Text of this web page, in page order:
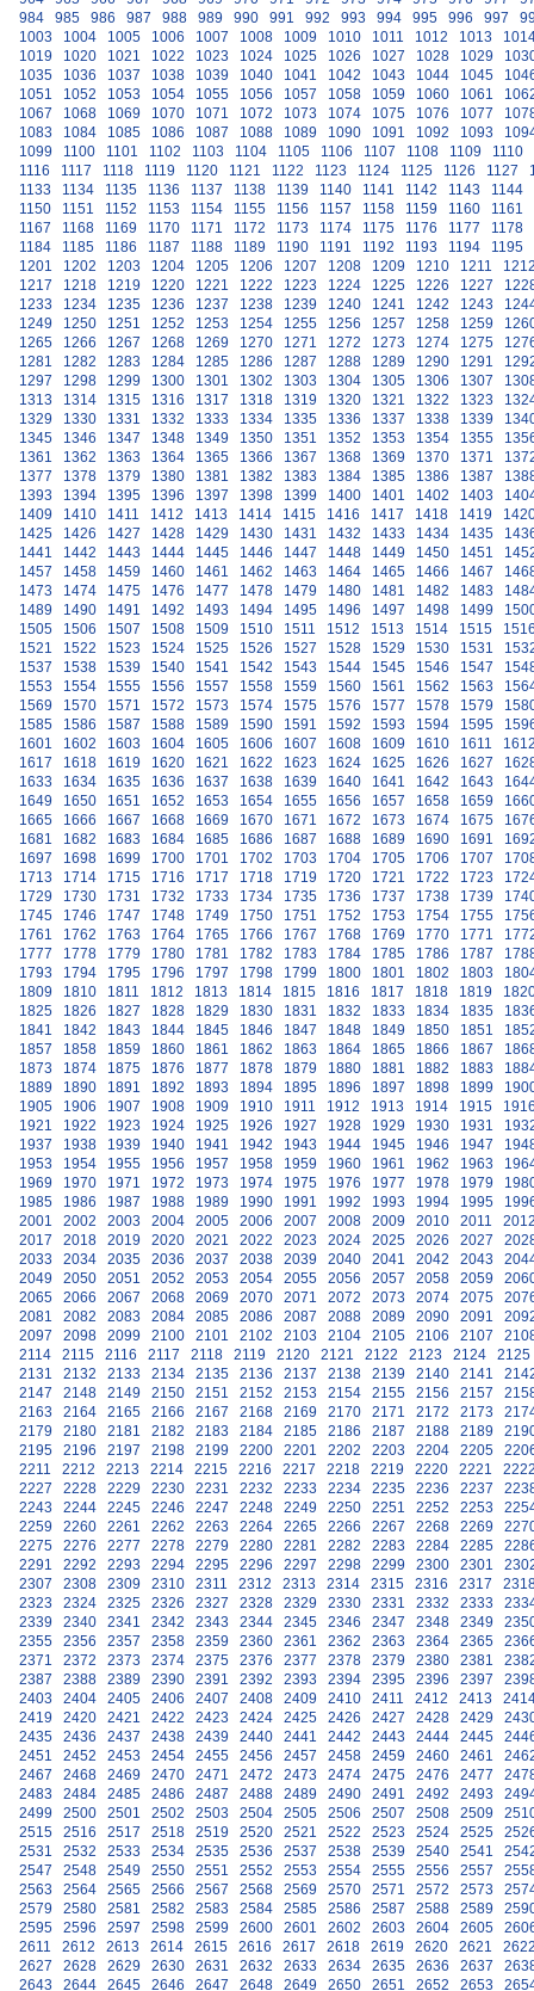
984
985 986 987 988 989 990 991 992 993 994 995 996 997
1003
1004 1005 1006 1007 1008 1009 1010 1011 1012 1013
1019
1020 1021 1022 1023 1024 1025 1026 1027 1028 1029
1035
1036 1037 1038 1039 1040 1041 1042 1043 1044 1045
1051
1052 1053 1054 1055 1056 1057 1058 1059 1060 1061
1067
1068 1069 1070 1071 1072 1073 1074 1075 1076 1077
1083
1084 1085 1086 1087 1088 1089 1090 1091 1092 1093
1099
1100 1101 1102 1103 1104 1105 1106 1107 1108 1109
1110
1116
1117 1118 1119 1120 1121 1122 1123 1124 1125 1126 1127
1133
1134 1135 1136 1137 1138 1139 1140 1141 1142 1143
1144
1150
1151 1152 1153 1154 1155 1156 1157 1158 1159 1160
1161
1167
1168 1169 1170 1171 1172 1173 1174 1175 1176 1177
1178
1184
1185 1186 1187 1188 1189 1190 1191 1192 1193 1194
1195
1201
1202 1203 1204 1205 1206 1207 1208 1209 1210 1211
1217
1218 1219 1220 1221 1222 1223 1224 1225 1226 1227
1233
1234 1235 1236 1237 1238 1239 1240 1241 1242 1243
1249
1250 1251 1252 1253 1254 1255 1256 1257 1258 1259
1265
1266 1267 1268 1269 1270 1271 1272 1273 1274 1275
1281
1282 1283 1284 1285 1286 1287 1288 1289 1290 1291
1297
1298 1299 1300 1301 1302 1303 1304 1305 1306 1307
1313
1314 1315 1316 1317 1318 1319 1320 1321 1322 1323
1329
1330 1331 1332 1333 1334 1335 1336 1337 1338 1339
1345
1346 1347 1348 1349 1350 1351 1352 1353 1354 1355
1361
1362 1363 1364 1365 1366 1367 1368 1369 1370 1371
1377
1378 1379 1380 1381 1382 1383 1384 1385 1386 1387
1393
1394 1395 1396 1397 1398 1399 1400 1401 1402 1403
1409
1410 1411 1412 1413 1414 1415 1416 1417 1418 1419
1425
1426 1427 1428 1429 1430 1431 1432 1433 1434 1435
1441
1442 1443 1444 1445 1446 1447 1448 1449 1450 1451
1457
1458 1459 1460 1461 1462 1463 1464 1465 1466 1467
1473
1474 1475 1476 1477 1478 1479 1480 1481 1482 1483
1489
1490 1491 1492 1493 1494 1495 1496 1497 1498 1499
1505
1506 1507 1508 1509 1510 1511 1512 1513 1514 1515
1521
1522 1523 1524 1525 1526 1527 1528 1529 1530 1531
1537
1538 1539 1540 1541 1542 1543 1544 1545 1546 1547
1553
1554 1555 1556 1557 1558 1559 1560 1561 1562 1563
1569
1570 1571 1572 1573 1574 1575 1576 1577 1578 1579
1585
1586 1587 1588 1589 1590 1591 1592 1593 1594 1595
1601
1602 1603 1604 1605 1606 1607 1608 1609 1610 1611
1617
1618 1619 1620 1621 1622 1623 1624 1625 1626 1627
1633
1634 1635 1636 1637 1638 1639 1640 1641 1642 1643
1649
1650 1651 1652 1653 1654 1655 1656 1657 1658 1659
1665
1666 1667 1668 1669 1670 1671 1672 1673 1674 1675
1681
1682 1683 1684 1685 1686 1687 1688 1689 1690 1691
1697
1698 1699 1700 1701 1702 1703 1704 1705 1706 1707
1713
1714 1715 1716 1717 1718 1719 1720 1721 1722 1723
1729
1730 1731 1732 1733 1734 1735 1736 1737 1738 1739
1745
1746 1747 1748 1749 1750 1751 1752 1753 1754 1755
1761
1762 1763 1764 1765 1766 1767 1768 1769 1770 1771
1777
1778 1779 1780 1781 1782 1783 1784 1785 1786 1787
1793
1794 1795 1796 1797 1798 1799 1800 1801 1802 1803
1809
1810 1811 1812 1813 1814 1815 1816 1817 1818 1819
1825
1826 1827 1828 1829 1830 1831 1832 1833 1834 1835
1841
1842 1843 1844 1845 1846 1847 1848 1849 1850 1851
1857
1858 1859 1860 1861 1862 1863 1864 1865 1866 1867
1873
1874 1875 1876 1877 1878 1879 1880 1881 1882 1883
1889
1890 1891 1892 1893 1894 1895 1896 1897 1898 1899
1905
1906 1907 1908 1909 1910 1911 1912 1913 1914 1915
1921
1922 1923 1924 1925 1926 1927 1928 1929 1930 1931
1937
1938 1939 1940 1941 1942 1943 1944 1945 1946 1947
1953
1954 1955 1956 1957 1958 1959 1960 1961 1962 1963
1969
1970 1971 1972 1973 1974 1975 1976 1977 1978 1979
1985
1986 1987 1988 1989 1990 1991 1992 1993 1994 1995
2001
2002 2003 2004 2005 2006 2007 2008 2009 2010 2011
2017
2018 2019 2020 2021 2022 2023 2024 2025 2026 2027
2033
2034 2035 2036 2037 2038 2039 2040 2041 2042 2043
2049
2050 2051 2052 2053 2054 2055 2056 2057 2058 2059
2065
2066 2067 2068 2069 2070 2071 2072 2073 2074 2075
2081
2082 2083 2084 2085 2086 2087 2088 2089 2090 2091
2097
2098 2099 2100 2101 2102 2103 2104 2105 2106 2107
2114
2115 2116 2117 2118 2119 2120 2121 2122 2123 2124
2125
2131
2132 2133 2134 2135 2136 2137 2138 2139 2140 2141
2147
2148 2149 2150 2151 2152 2153 2154 2155 2156 2157
2163
2164 2165 2166 2167 2168 2169 2170 2171 2172 2173
2179
2180 2181 2182 2183 2184 2185 2186 2187 2188 2189
2195
2196 2197 2198 2199 2200 2201 2202 2203 2204 2205
2211
2212 2213 2214 2215 2216 2217 2218 2219 2220 2221
2227
2228 2229 2230 2231 2232 2233 2234 2235 2236 2237
2243
2244 2245 2246 2247 2248 2249 2250 2251 2252 2253
2259
2260 2261 2262 2263 2264 2265 2266 2267 2268 2269
2275
2276 2277 2278 2279 2280 2281 2282 2283 2284 2285
2291
2292 2293 2294 2295 2296 2297 2298 2299 2300 2301
2307
2308 2309 2310 2311 2312 2313 2314 2315 2316 2317
2323
2324 2325 2326 2327 2328 2329 2330 2331 2332 2333
2339
2340 2341 2342 2343 2344 2345 2346 2347 2348 2349
2355
2356 2357 2358 2359 2360 2361 2362 2363 2364 2365
2371
2372 2373 2374 2375 2376 2377 2378 2379 2380 2381
2387
2388 2389 2390 2391 2392 2393 2394 2395 2396 2397
2403
2404 2405 2406 2407 2408 2409 2410 2411 2412 2413
2419
2420 2421 2422 2423 2424 2425 2426 2427 2428 2429
2435
2436 2437 2438 2439 2440 2441 2442 2443 2444 2445
2451
2452 2453 2454 2455 2456 2457 2458 2459 2460 2461
2467
2468 2469 2470 2471 2472 2473 2474 2475 2476 2477
2483
2484 2485 2486 2487 2488 2489 2490 2491 2492 2493
2499
2500 2501 2502 2503 2504 2505 2506 2507 2508 2509
2515
2516 2517 2518 2519 2520 2521 2522 2523 2524 2525
2531
2532 2533 2534 2535 2536 2537 2538 2539 2540 2541
2547
2548 2549 2550 2551 2552 2553 2554 2555 2556 2557
2563
2564 2565 2566 2567 2568 2569 2570 2571 2572 2573
2579
2580 2581 2582 2583 2584 2585 2586 2587 2588 2589
2595
2596 2597 2598 2599 2600 2601 2602 2603 2604 2605
2611
2612 2613 2614 2615 2616 2617 2618 2619 2620 2621
2627
2628 2629 2630 2631 2632 2633 2634 2635 2636 2637
2643
2644 2645 2646 2647 2648 2649 2650 2651 2652 2653